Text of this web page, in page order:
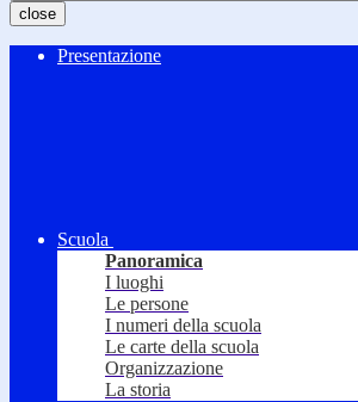
close
Presentazione
Scuola
Panoramica
I luoghi
Le persone
I numeri della scuola
Le carte della scuola
Organizzazione
La storia